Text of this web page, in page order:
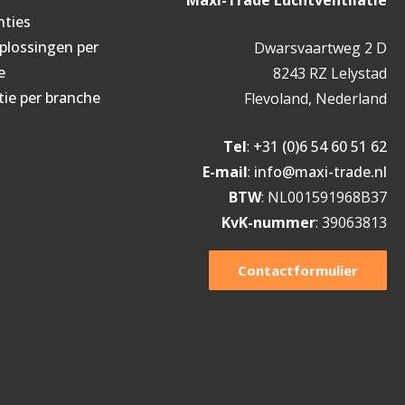
per
per branche
Dwarsvaartweg 2 D
8243 RZ Lelystad
Flevoland, Nederland
Tel: +31 (0)6 54 60 51 62
E-mail: info@maxi-trade.nl
BTW: NL001591968B37
KvK-nummer: 39063813
Contactformulier